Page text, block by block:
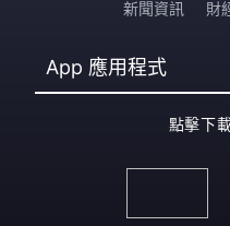
新聞資訊 財
App 應用程式
點擊下